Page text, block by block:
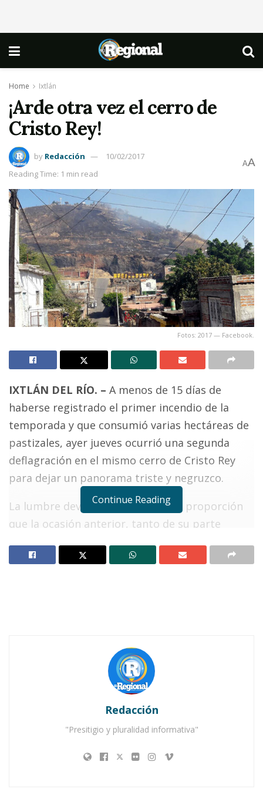
Home Ixtlán
¡Arde otra vez el cerro de
Cristo Rey!
by Redacción
10/02/2017
Reading Time: 1 min read
AA
Fotos: 2017 — Facebook.
IXTLÁN DEL RÍO. – A menos de 15 días de
haberse registrado el primer incendio de la
temporada y que consumió varias hectáreas de
pastizales, ayer jueves ocurrió una segunda
deflagración en el mismo cerro de Cristo Rey
para dejar un panorama triste y negruzco.
La lumbre devastó esta vez mayor proporción
que la ocasión anterior, tanto de su parte
alerta a las familias que habitan en las colonias
Apoyo inmediato del doctor Navarro a locatarios
del Mercado Juan Escutia tras el incendio
Los fuertes vientos también contribuyeron,
Continue Reading
Redacción
"Presitigio y pluralidad informativa"